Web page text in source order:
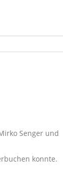
Senger und
konnte.